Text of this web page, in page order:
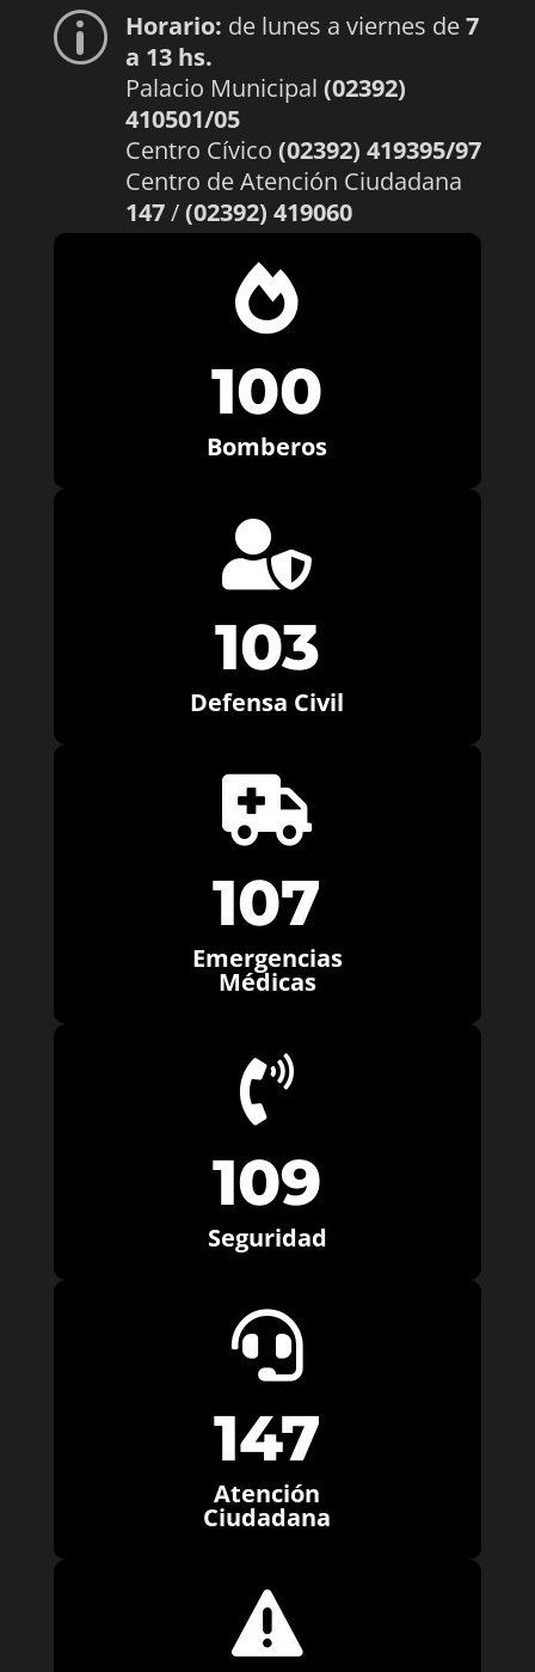
p Horario: de lunes a viernes de7
a 13 hs.
Palacio Municipal (02392)
410501/05
Centro Cívico (02392) 419395/97
Centro de Atención Ciudadana
147/(02392) 419060

100
Bomberos

103
Defensa Civil

107
Emergencias
Médicas

109
Seguridad

147
Atención
Ciudadana
